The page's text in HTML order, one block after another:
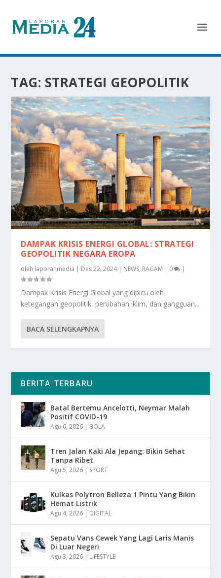
TAG: STRATEGI GEOPOLITIK
DAMPAK KRISIS ENERGI GLOBAL: STRATEGI
GEOPOLITIK NEGARA EROPA
oleh laporanmedia | Des 22, 2024| NEWS, RAGAM | 0 |
Dampak Krisis Energi Global yang dipicu oleh
ketegangan geopolitik, perubahan iklim, dan gangguan...
BACA SELENGKAPNYA
BERITA TERBARU
Batal Bertemu Ancelotti, Neymar Malah
Positif COVID-19
Agu 6, 2026 | BOLA
Tren Jalan Kaki Ala Jepang: Bikin Sehat
Tanpa Ribet
Agu 5, 2026 | SPORT
Kulkas Polytron Belleza 1 Pintu Yang Bikin
Hemat Listrik
Agu 4, 2026 | DIGITAL
Sepatu Vans Cewek Yang Lagi Laris Manis
Di Luar Negeri
Agu 3, 2026 | LIFESTYLE